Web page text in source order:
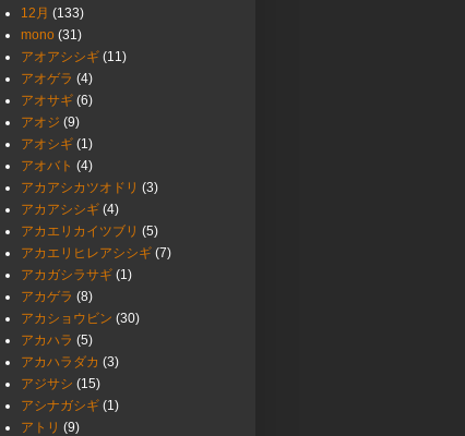
12月 (133)
mono (31)
アオアシシギ (11)
アオゲラ (4)
アオサギ (6)
アオジ (9)
アオシギ (1)
アオバト (4)
アカアシカツオドリ (3)
アカアシシギ (4)
アカエリカイツブリ (5)
アカエリヒレアシシギ (7)
アカガシラサギ (1)
アカゲラ (8)
アカショウビン (30)
アカハラ (5)
アカハラダカ (3)
アジサシ (15)
アシナガシギ (1)
アトリ (9)